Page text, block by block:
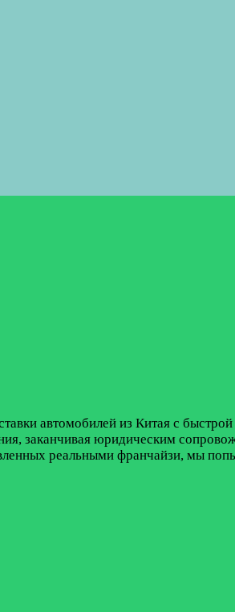
автомобилей из Китая с
заканчивая юридическим
реальными франчайзи, мы